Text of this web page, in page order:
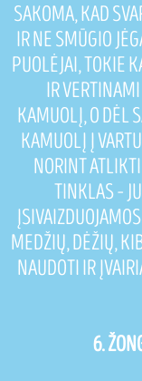
SAKOMA, KAD
IR NE SMŪGIO
PUOLĖJAI, TOKIE
IR
KAMUOLĮ, O DĖL
KAMUOLĮ Į
NORINT
TINKLAS –
MEDŽIŲ, DĖŽIŲ,
NAUDOTI IR
6.